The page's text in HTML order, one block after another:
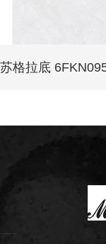
苏格拉底